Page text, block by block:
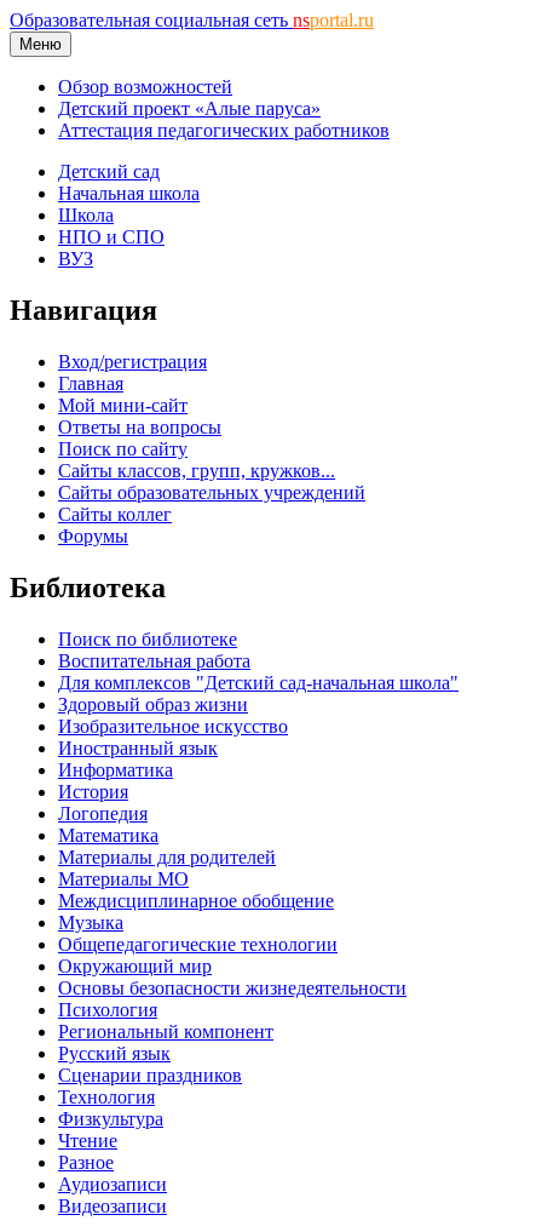
Образовательная социальная сеть nsportal.ru
Меню
Обзор возможностей
Детский проект «Алые паруса»
Аттестация педагогических работников
Детский сад
Начальная школа
Школа
НПО и СПО
ВУЗ
Навигация
Вход/регистрация
Главная
Мой мини-сайт
Ответы на вопросы
Поиск по сайту
Сайты классов, групп, кружков...
Сайты образовательных учреждений
Сайты коллег
Форумы
Библиотека
Поиск по библиотеке
Воспитательная работа
Для комплексов "Детский сад-начальная школа"
Здоровый образ жизни
Изобразительное искусство
Иностранный язык
Информатика
История
Логопедия
Математика
Материалы для родителей
Материалы МО
Междисциплинарное обобщение
Музыка
Общепедагогические технологии
Окружающий мир
Основы безопасности жизнедеятельности
Психология
Региональный компонент
Русский язык
Сценарии праздников
Технология
Физкультура
Чтение
Разное
Аудиозаписи
Видеозаписи